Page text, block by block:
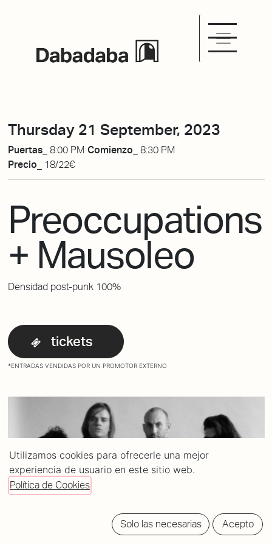
Thursday 21 September, 2023
Puertas_ 8:00 PM Comienzo_ 8:30 PM
Precio_
18/22€
Preoccupations
+ Mausoleo
Densidad post-punk 100%
tickets
*ENTRADAS VENDIDAS POR UN PROMOTOR EXTERNO
Utilizamos cookies para ofrecerle una mejor
experiencia de usuario en este sitio web.
Política de Cookies
Solo las necesarias Acepto